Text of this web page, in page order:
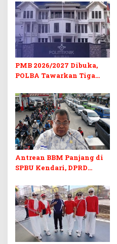
PMB 2026/2027 Dibuka,
POLBA Tawarkan Tiga
Kuliah Gratis
Antrean BBM Panjang di
SPBU Kendari, DPRD
Barcode Curang